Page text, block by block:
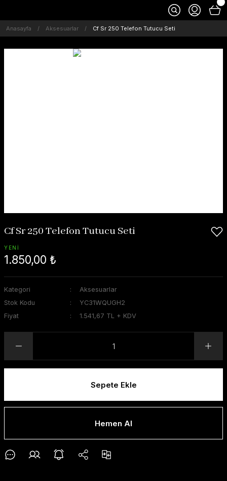
Anasayfa Aksesuarlar Cf Sr 250 Telefon Tutucu Seti
Cf Sr 250 Telefon Tutucu Seti
YENİ
1.850,00 ₺
Kategori
Aksesuarlar
Stok Kodu
YC31WQUGH2
Fiyat
1.541,67 TL + KDV
Sepete Ekle
Hemen Al